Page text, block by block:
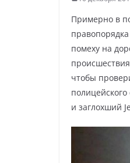
Примерно в
помеху на
чтобы
и заглохший